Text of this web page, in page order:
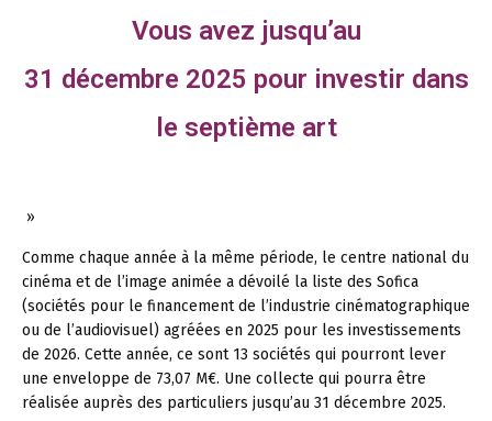
Vous avez jusqu’au
31 décembre 2025 pour investir dans
le septième art
»
Comme chaque année à la même période, le centre national du
cinéma et de l’image animée a dévoilé la liste des Sofica
(sociétés pour le financement de l’industrie cinématographique
ou de l’audiovisuel) agréées en 2025 pour les investissements
de 2026. Cette année, ce sont 13 sociétés qui pourront lever
une enveloppe de 73,07 M€. Une collecte qui pourra être
réalisée auprès des particuliers jusqu’au 31 décembre 2025.